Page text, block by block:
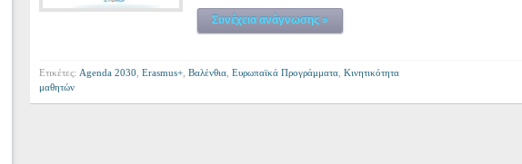
Συνέχεια ανάγνωσης »
Ετικέτες: Agenda 2030 Erasmus+ Βαλένθια Ευρωπαϊκά Προγράμματα Κινητικότητα
μαθητών